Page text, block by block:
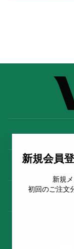
新規会員
新規
初回のご注文